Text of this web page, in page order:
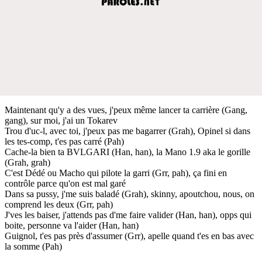
Maintenant qu'y a des vues, j'peux même lancer ta carrière (Gang,
gang), sur moi, j'ai un Tokarev
Trou d'uc-l, avec toi, j'peux pas me bagarrer (Grah), Opinel si dans
les tes-comp, t'es pas carré (Pah)
Cache-la bien ta BVLGARI (Han, han), la Mano 1.9 aka le gorille
(Grah, grah)
C'est Dédé ou Macho qui pilote la garri (Grr, pah), ça fini en
contrôle parce qu'on est mal garé
Dans sa pussy, j'me suis baladé (Grah), skinny, apoutchou, nous, on
comprend les deux (Grr, pah)
J'ves les baiser, j'attends pas d'me faire valider (Han, han), opps qui
boite, personne va l'aider (Han, han)
Guignol, t'es pas près d'assumer (Grr), apelle quand t'es en bas avec
la somme (Pah)